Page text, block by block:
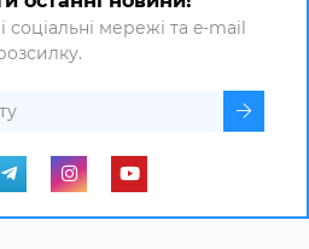
соціальні мережі та e-mail